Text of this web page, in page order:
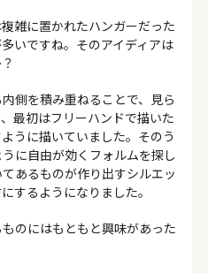
雑に置かれたハンガーだった
いですね。そのアイディアは
側を積み重ねることで、見ら
最初はフリーハンドで描いた
うに描いていました。そのう
に自由が効くフォルムを探し
あるものが作り出すシルエッ
するようになりました。
のにはもともと興味があった